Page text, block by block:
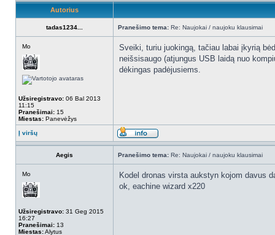
Autorius
tadas1234... Pranešimo tema: Re: Naujokai / naujoku klausimai
Mo
Užsiregistravo: 06 Bal 2013
11:15
Pranešimai: 15
Miestas: Panevėžys
Sveiki, turiu juokingą, tačiau labai įkyrią
neišsisaugo (atjungus USB laidą nuo
dėkingas padėjusiems.
Į viršų
Aegis Pranešimo tema: Re: Naujokai / naujoku klausimai
Mo
Užsiregistravo: 31 Geg 2015
16:27
Pranešimai: 13
Miestas:Alytus
Kodel dronas virsta aukstyn kojom davus
ok, eachine wizard x220